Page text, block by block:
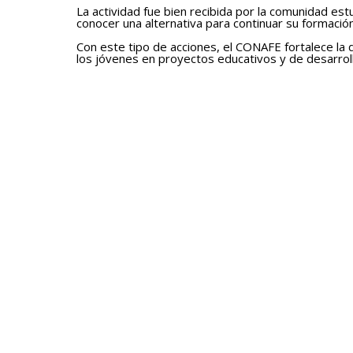
La actividad fue bien recibida por la comunidad
conocer una alternativa para continuar su
Con este tipo de acciones, el CONAFE fortalece
los jóvenes en proyectos educativos y de